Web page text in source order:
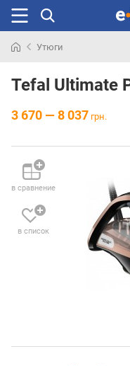
раньше
Утюги
Tefal Ultimate
3 670 — 8 037 грн.
в сравнение
в список